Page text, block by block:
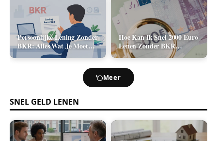
Persoonlijke Lening Zonder
BKR: Alles Wat Je Moet
Hoe Kan Ik Snel 2000 Euro
Lenen Zonder BKR
Toetsing? (De Realistische
Meer
SNEL GELD LENEN